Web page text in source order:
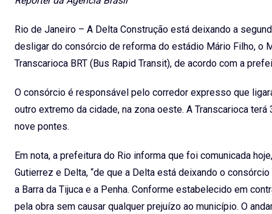
Rio de Janeiro – A Delta Construção está deixando a
desligar do consórcio de reforma do estádio Mário Filho, o
Transcarioca BRT (Bus Rapid Transit), de acordo com a
O consórcio é responsável pelo corredor expresso que
outro extremo da cidade, na zona oeste. A Transcarioca
nove pontes.
Em nota, a prefeitura do Rio informa que foi comunicada
Gutierrez e Delta, “de que a Delta está deixando o
a Barra da Tijuca e a Penha. Conforme estabelecido em
pela obra sem causar qualquer prejuízo ao município. O